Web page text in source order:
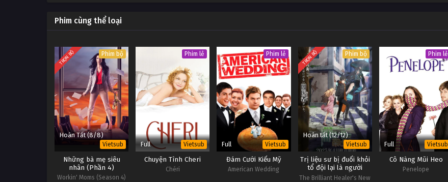
Phim cùng thể loại
TRỌN BỘ Phim bộ
Hoàn Tất (8/8)
Vietsub
Những bà mẹ siêu
nhân (Phần 4)
Workin' Moms (Season 4)
Phim lẻ
Full Vietsub
Chuyện Tình Cheri
Chéri
Phim lẻ
Full Vietsub
Đám Cưới Kiểu Mỹ
American Wedding
TRỌN BỘ Phim bộ
Hoàn tất (12/12)
Vietsub
Trị liệu sư bị đuổi khỏi
tổ đội lại là người
mạnh nhất
The Brilliant Healer's New
Phim lẻ
Full Vietsub
Cô Nàng Mũi Heo
Penelope